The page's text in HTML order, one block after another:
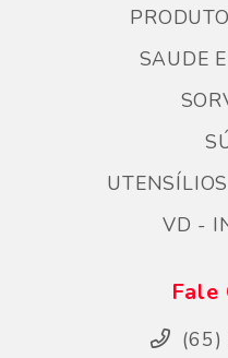
SAUDE
VD -
Fale